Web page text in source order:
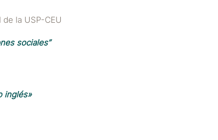
la USP-CEU
sociales”
inglés»